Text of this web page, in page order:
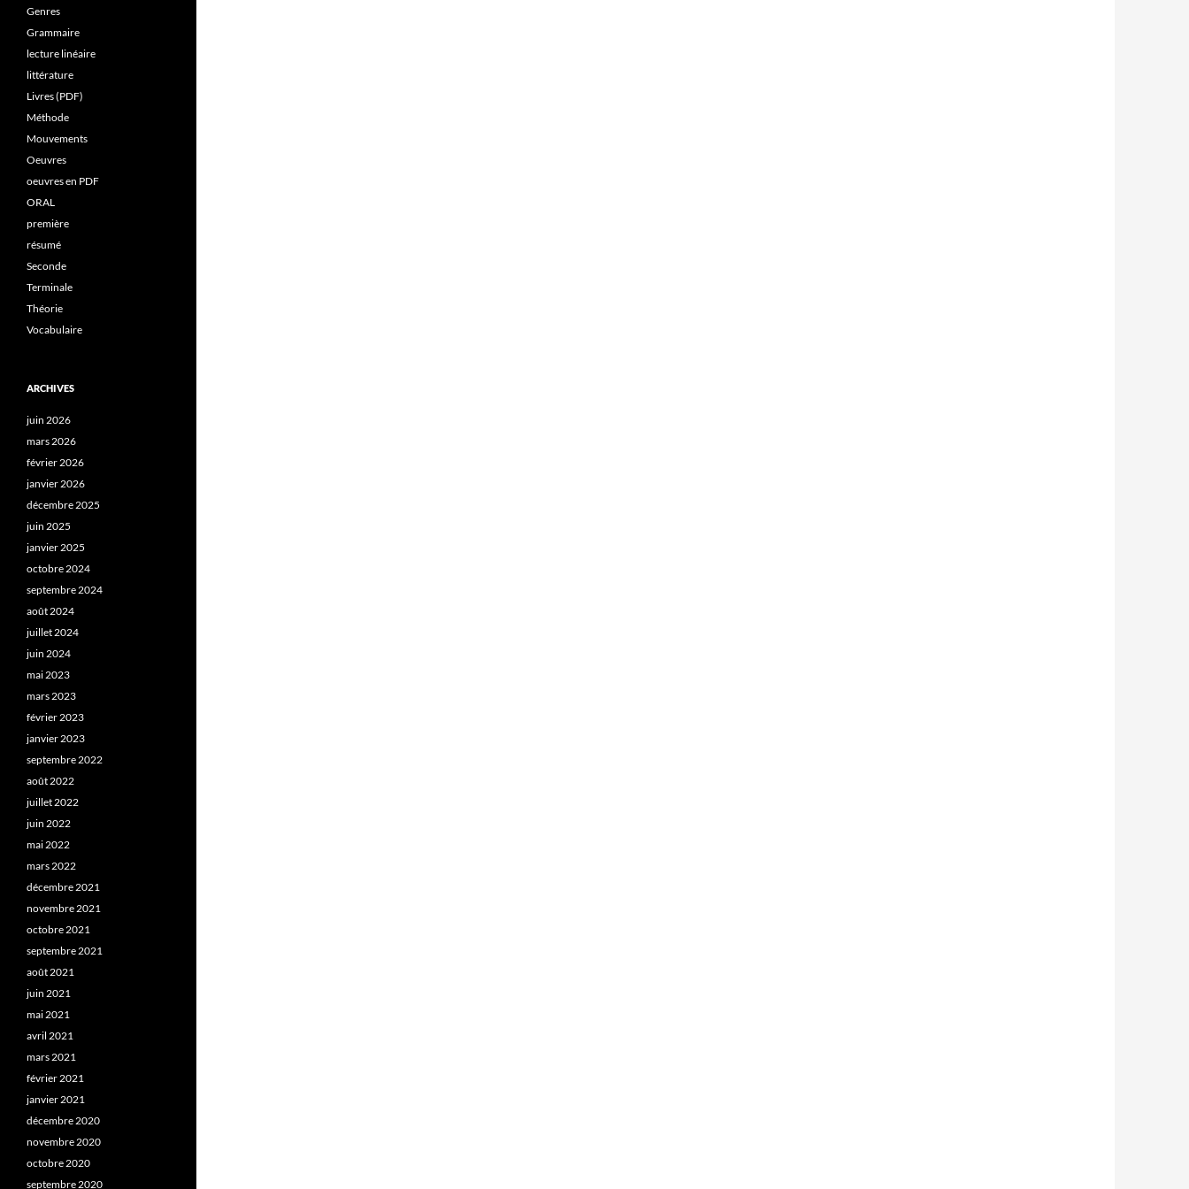
Genres
Grammaire
lecture linéaire
littérature
Livres (PDF)
Méthode
Mouvements
Oeuvres
oeuvres en PDF
ORAL
première
résumé
Seconde
Terminale
Théorie
Vocabulaire
ARCHIVES
juin 2026
mars 2026
février 2026
janvier 2026
décembre 2025
juin 2025
janvier 2025
octobre 2024
septembre 2024
août 2024
juillet 2024
juin 2024
mai 2023
mars 2023
février 2023
janvier 2023
septembre 2022
août 2022
juillet 2022
juin 2022
mai 2022
mars 2022
décembre 2021
novembre 2021
octobre 2021
septembre 2021
août 2021
juin 2021
mai 2021
avril 2021
mars 2021
février 2021
janvier 2021
décembre 2020
novembre 2020
octobre 2020
septembre 2020